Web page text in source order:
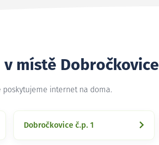
místě Dobročkovice
poskytujeme internet na doma.
Dobročkovice č.p. 1